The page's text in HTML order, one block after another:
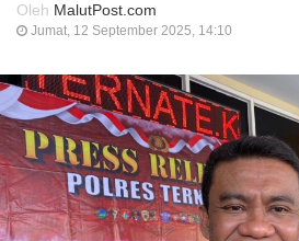
Oleh MalutPost.com
Jumat, 12 September 2025, 14:10